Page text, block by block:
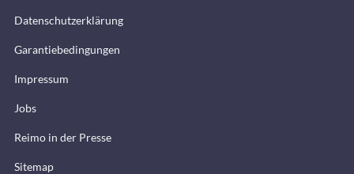
Datenschutzerklärung
Garantiebedingungen
Impressum
Jobs
Reimo in der Presse
Sitemap